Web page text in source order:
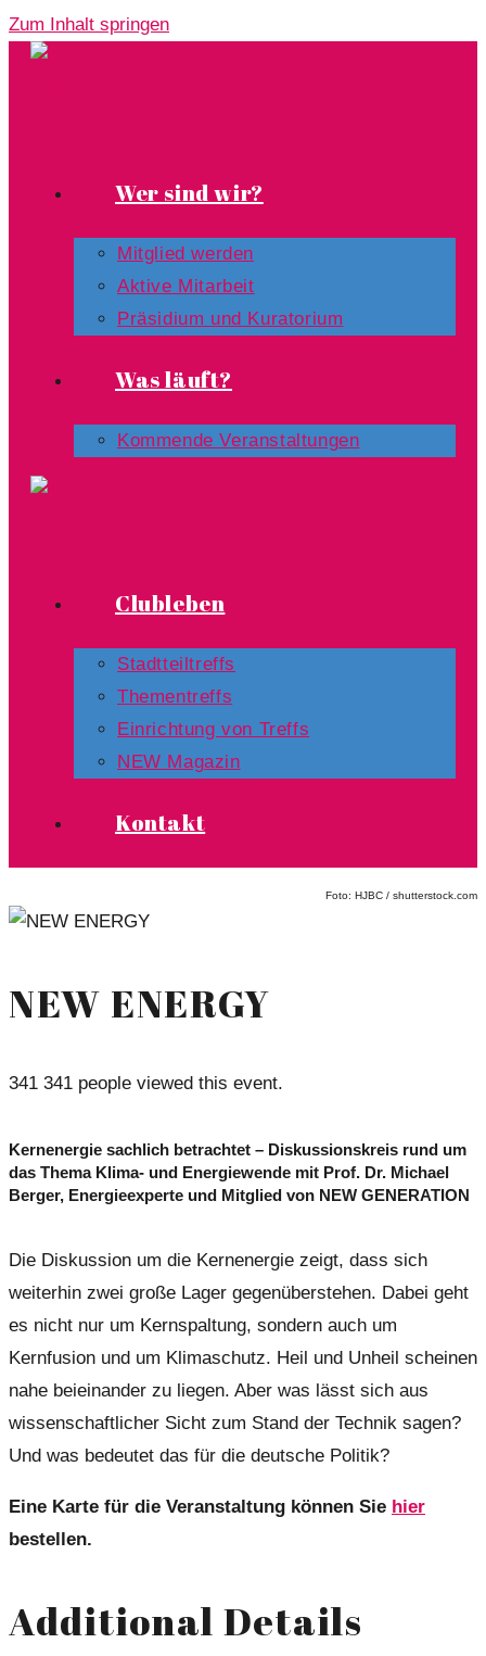
Zum Inhalt springen
Wer sind wir?
Mitglied werden
Aktive Mitarbeit
Präsidium und Kuratorium
Was läuft?
Kommende Veranstaltungen
Clubleben
Stadtteiltreffs
Thementreffs
Einrichtung von Treffs​
NEW Magazin
Kontakt
Foto: HJBC / shutterstock.com
NEW ENERGY
341 341 people viewed this event.
Kernenergie sachlich betrachtet – Diskussionskreis rund um
das Thema Klima- und Energiewende mit Prof. Dr. Michael
Berger, Energieexperte und Mitglied von NEW GENERATION
Die Diskussion um die Kernenergie zeigt, dass sich
weiterhin zwei große Lager gegenüberstehen. Dabei geht
es nicht nur um Kernspaltung, sondern auch um
Kernfusion und um Klimaschutz. Heil und Unheil scheinen
nahe beieinander zu liegen. Aber was lässt sich aus
wissenschaftlicher Sicht zum Stand der Technik sagen?
Und was bedeutet das für die deutsche Politik?
Eine Karte für die Veranstaltung können Sie hier
bestellen.
Additional Details